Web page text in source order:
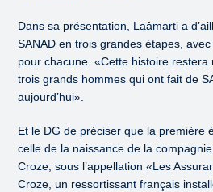
Dans sa présentation, Laâmarti a
SANAD en trois grandes étapes,
pour chacune. «Cette histoire
trois grands hommes qui ont fait de
aujourd’hui».
Et le DG de préciser que la première
celle de la naissance de la
Croze, sous l’appellation «Les
Croze, un ressortissant français